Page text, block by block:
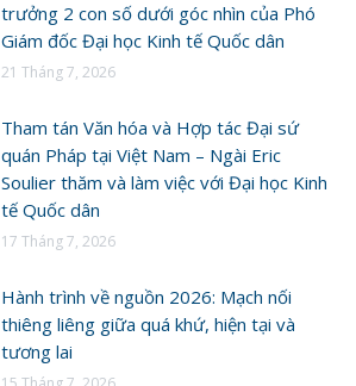
trưởng 2 con số dưới góc nhìn của Phó
Giám đốc Đại học Kinh tế Quốc dân
21 Tháng 7, 2026
Tham tán Văn hóa và Hợp tác Đại sứ
quán Pháp tại Việt Nam – Ngài Eric
Soulier thăm và làm việc với Đại học Kinh
tế Quốc dân
17 Tháng 7, 2026
Hành trình về nguồn 2026: Mạch nối
thiêng liêng giữa quá khứ, hiện tại và
tương lai